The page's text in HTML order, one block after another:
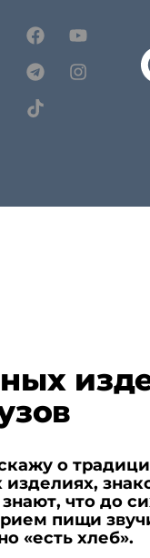
о
изделиях,
что до
пищи
«есть хлеб».